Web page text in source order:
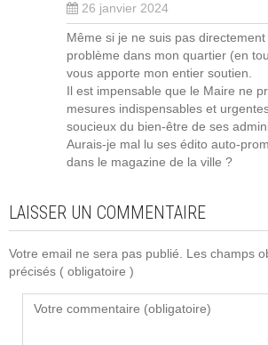
26 janvier 2024
Même si je ne suis pas
problème dans mon quartier (en
vous apporte mon entier soutien.
Il est impensable que le Maire ne
mesures indispensables et
soucieux du bien-être de ses
Aurais-je mal lu ses édito auto-
dans le magazine de la ville ?
LAISSER UN COMMENTAIRE
Votre email ne sera pas publié. Les champs
précisés ( obligatoire )